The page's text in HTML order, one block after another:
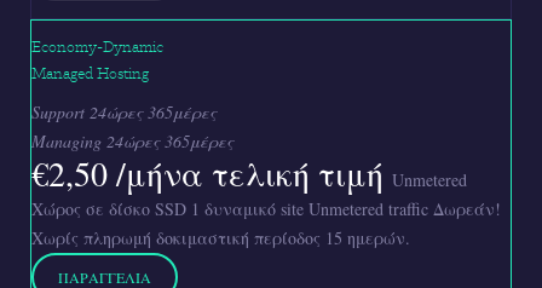
Economy-Dynamic
Managed Hosting
Support 24ώρες 365μέρες
Managing 24ώρες 365μέρες
€2,50 /μήνα τελική τιμή Unmetered
Χώρος σε δίσκο SSD 1 δυναμικό site Unmetered traffic Δωρεάν!
Χωρίς πληρωμή δοκιμαστική περίοδος 15 ημερών.
ΠΑΡΑΓΓΕΛΙΑ